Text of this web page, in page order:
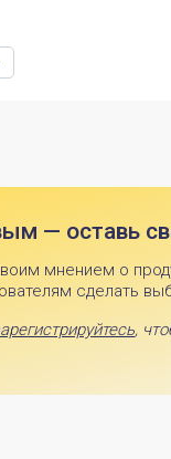
— оставь
мнением о
сделать
,